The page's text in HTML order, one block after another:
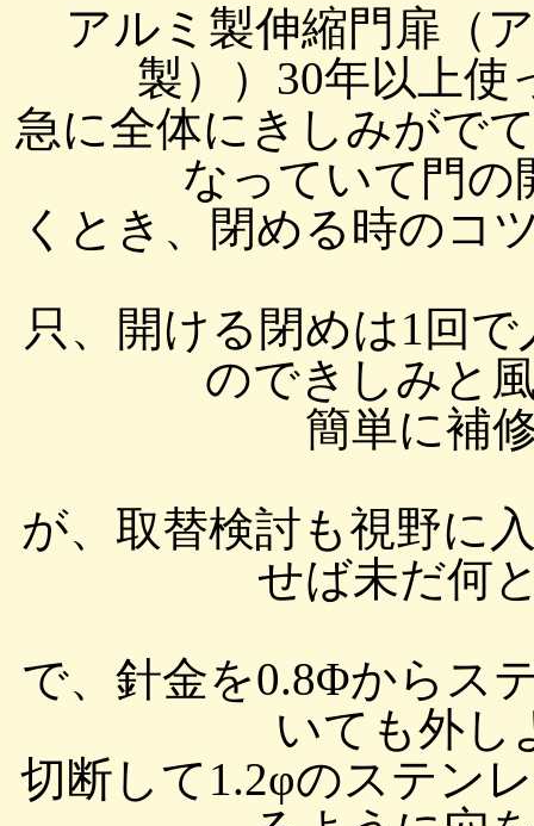
アルミ製伸縮門扉（
製））30年以上
急に全体にきしみがで
なっていて門の
くとき、閉める時のコ
只、開ける閉めは1回
のできしみと
簡単に補
が、取替検討も視野に
せば未だ何
で、針金を0.8Φからス
いても外し
切断して1.2φのステン